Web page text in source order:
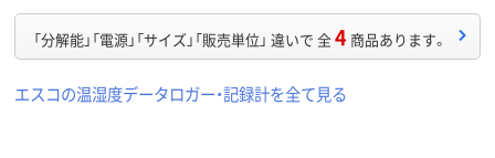
「分解能」「電源」「サイズ」「販売単位」 違いで 全4 商品あります。
エスコの温湿度データロガー・記録計を全て見る